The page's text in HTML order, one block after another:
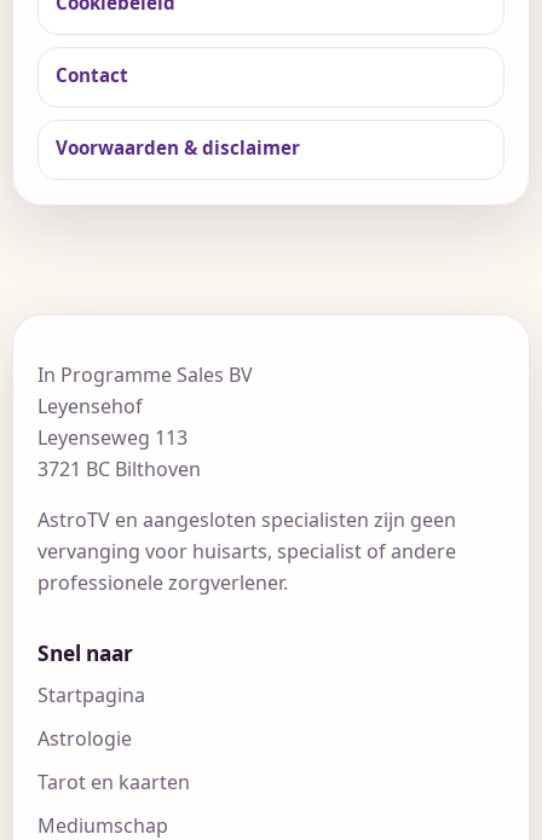
Contact
Voorwaarden & disclaimer
In Programme Sales BV
Leyensehof
Leyenseweg 113
3721 BC Bilthoven
AstroTV en aangesloten specialisten zijn geen
vervanging voor huisarts, specialist of andere
professionele zorgverlener.
Snel naar
Startpagina
Astrologie
Tarot en kaarten
Mediumschap